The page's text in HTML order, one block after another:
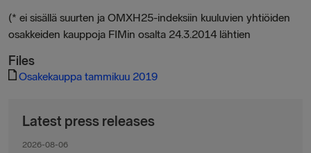
(* ei sisällä suurten ja OMXH25-indeksiin kuuluvien yhtiöiden
osakkeiden kauppoja FIMin osalta 24.3.2014 lähtien
Files
Osakekauppa tammikuu 2019
Latest press releases
2026-08-06